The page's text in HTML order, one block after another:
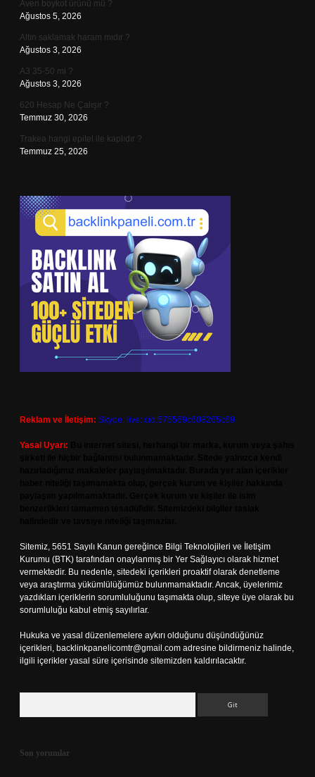
Aven boykot ürünü mü ?
Ağustos 5, 2026
Altın saklamak haram mıdır ?
Ağustos 3, 2026
A3 35-50 mi ?
Ağustos 3, 2026
620 Hesap Ne Çalışır ?
Temmuz 30, 2026
Trakea hangi epitel ile kaplıdır ?
Temmuz 25, 2026
Reklam ve İletişim: Skype: live:.cid.575569c608265c69
Yasal Uyarı:
Sitemiz, 5651 Sayılı Kanun gereğince Bilgi Teknolojileri ve İletişim
Kurumu (BTK) tarafından onaylanmış bir Yer Sağlayıcı olarak hizmet
vermektedir. Bu nedenle, sitedeki içerikleri proaktif olarak denetleme
veya araştırma yükümlülüğümüz bulunmamaktadır. Ancak, üyelerimiz
yazdıkları içeriklerin sorumluluğunu taşımakta olup, siteye üye olarak bu
sorumluluğu kabul etmiş sayılırlar.
Hukuka ve yasal düzenlemelere aykırı olduğunu düşündüğünüz
içerikleri, backlinkpanelicomtr@gmail.com adresine bildirmeniz halinde,
ilgili içerikler yasal süre içerisinde sitemizden kaldırılacaktır.
Son yorumlar